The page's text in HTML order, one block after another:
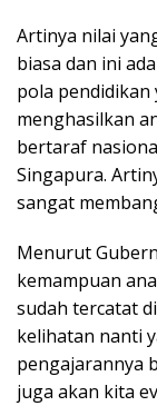
Artinya nilai
biasa dan ini
pola
menghasilkan
bertaraf
Singapura.
sangat
Menurut
kemampuan
sudah tercatat
kelihatan nanti
pengajarannya
juga akan kita